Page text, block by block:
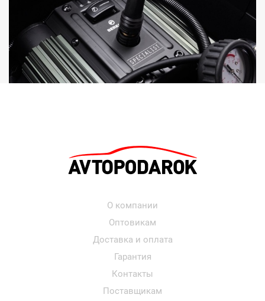
О компании
Оптовикам
Доставка и оплата
Гарантия
Контакты
Поставщикам